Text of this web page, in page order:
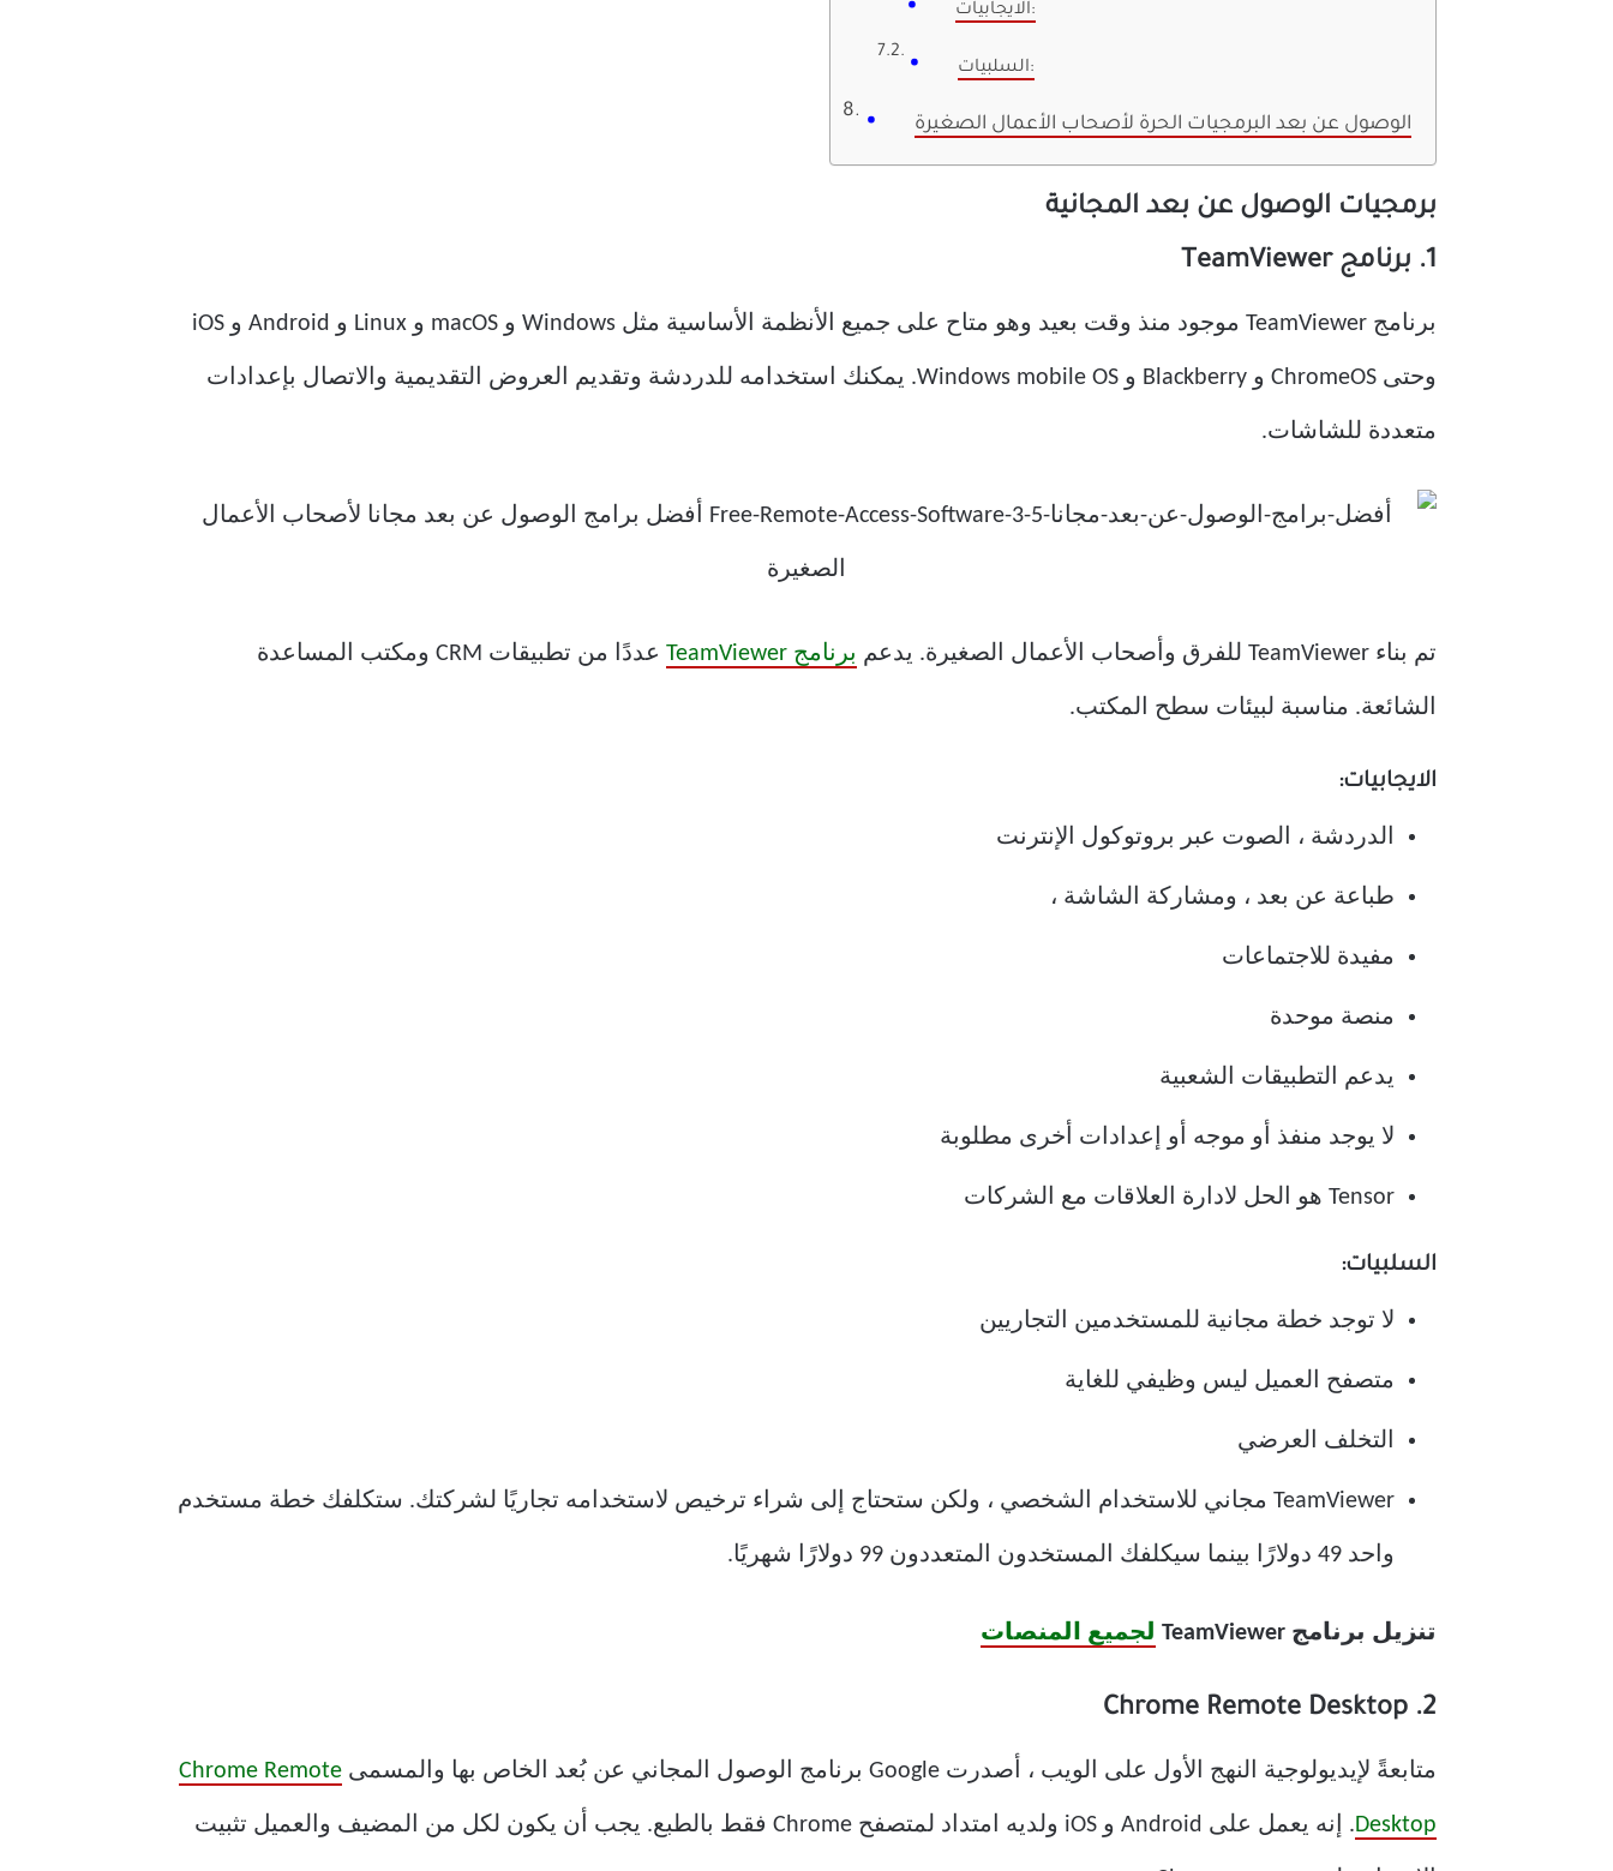
الايجابيات:
السلبيات:
الوصول عن بعد البرمجيات الحرة لأصحاب الأعمال الصغيرة
برمجيات الوصول عن بعد المجانية
1. برنامج TeamViewer
برنامج TeamViewer موجود منذ وقت بعيد وهو متاح على جميع الأنظمة الأساسية مثل Windows و macOS و Linux و Android و iOS
وحتى ChromeOS و Blackberry و Windows mobile OS. يمكنك استخدامه للدردشة وتقديم العروض التقديمية والاتصال بإعدادات
متعددة للشاشات.
تم بناء TeamViewer للفرق وأصحاب الأعمال الصغيرة. يدعم برنامج TeamViewer عددًا من تطبيقات CRM ومكتب المساعدة
الشائعة. مناسبة لبيئات سطح المكتب.
الايجابيات:
الدردشة ، الصوت عبر بروتوكول الإنترنت
طباعة عن بعد ، ومشاركة الشاشة ،
مفيدة للاجتماعات
منصة موحدة
يدعم التطبيقات الشعبية
لا يوجد منفذ أو موجه أو إعدادات أخرى مطلوبة
Tensor هو الحل لادارة العلاقات مع الشركات
السلبيات:
لا توجد خطة مجانية للمستخدمين التجاريين
متصفح العميل ليس وظيفي للغاية
التخلف العرضي
TeamViewer مجاني للاستخدام الشخصي ، ولكن ستحتاج إلى شراء ترخيص لاستخدامه تجاريًا لشركتك. ستكلفك خطة مستخدم
واحد 49 دولارًا بينما سيكلفك المستخدون المتعددون 99 دولارًا شهريًا.
تنزيل برنامج TeamViewer لجميع المنصات
2. Chrome Remote Desktop
متابعةً لإيديولوجية النهج الأول على الويب ، أصدرت Google برنامج الوصول المجاني عن بُعد الخاص بها والمسمى Chrome Remote
Desktop . إنه يعمل على Android و iOS ولديه امتداد لمتصفح Chrome فقط بالطبع. يجب أن يكون لكل من المضيف والعميل تثبيت